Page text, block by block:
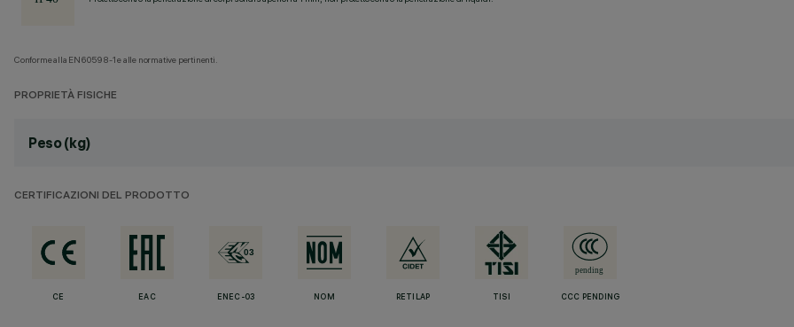
Conforme alla EN60598-1 e alle normative pertinenti.
PROPRIETÀ FISICHE
Peso (kg)
CERTIFICAZIONI DEL PRODOTTO
CE EAC ENEC-03 NOM RETILAP TISI CCC PENDING